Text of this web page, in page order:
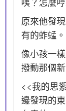
原來他發
有的蚱蜢。
像小孩一
撥動那個
<<我的思
邊發現的